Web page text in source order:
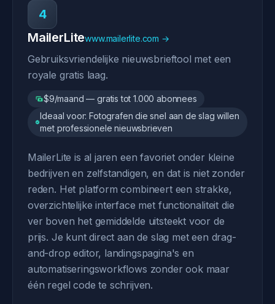
4
MailerLitewww.mailerlite.com →
Gebruiksvriendelijke nieuwsbrieftool met een
royale gratis laag.
$9/maand — gratis tot 1.000 abonnees
Ideaal voor: Fotografen die snel aan de slag willen
met professionele nieuwsbrieven
MailerLite is al jaren een favoriet onder kleine
bedrijven en zelfstandigen, en dat is niet zonder
reden. Het platform combineert een strakke,
overzichtelijke interface met functionaliteit die
ver boven het gemiddelde uitsteekt voor de
prijs. Je kunt direct aan de slag met een drag-
and-drop editor, landingspagina's en
automatiseringsworkflows zonder ook maar
één regel code te schrijven.